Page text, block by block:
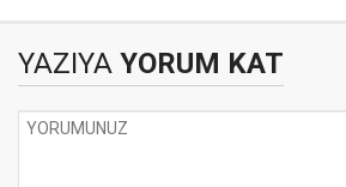
YAZIYA YORUM KAT